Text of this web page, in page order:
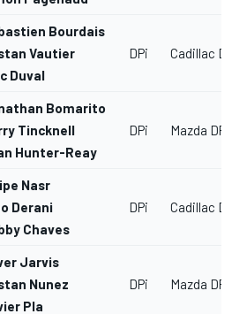
Bourdais
Vautier
Duval
DPi Cadillac
Bomarito
Tincknell
Hunter-Reay
DPi Mazda DPi
Nasr
Derani
Chaves
DPi Cadillac
Jarvis
Nunez
Pla
DPi Mazda DPi